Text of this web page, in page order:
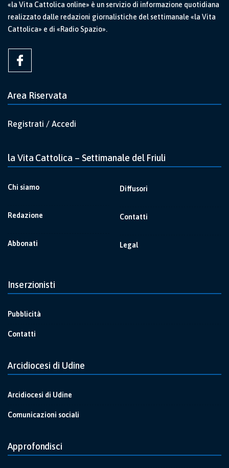
«la Vita Cattolica online» è un servizio di informazione quotidiana
realizzato dalle redazioni giornalistiche del settimanale «la Vita
Cattolica» e di «Radio Spazio».
Area Riservata
Registrati / Accedi
la Vita Cattolica – Settimanale del Friuli
Chi siamo
Redazione
Abbonati
Diffusori
Contatti
Legal
Inserzionisti
Pubblicità
Contatti
Arcidiocesi di Udine
Arcidiocesi di Udine
Comunicazioni sociali
Approfondisci